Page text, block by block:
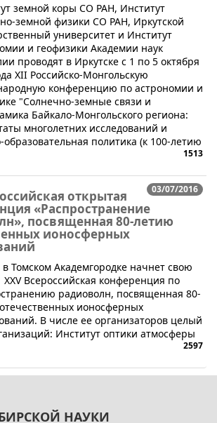
земной коры СО РАН, Институт
земной физики СО РАН, Иркутской
университет и Институт
и геофизики Академии наук
проводят в Иркутске с 1 по 5 октября
XII Российско-Монгольскую
конференцию по астрономии и
"Солнечно-земные связи и
Байкало-Монгольского региона:
многолетних исследований и
образовательная политика (к 100-летию
1513
03/07/2016
открытая
«Распространение
посвященная 80-летию
ионосферных
Томском Академгородке начнет свою
XXV Всероссийская конференция по
радиоволн, посвященная 80-
ионосферных
В числе ее организаторов целый
Институт оптики атмосферы
2597
НАУКИ